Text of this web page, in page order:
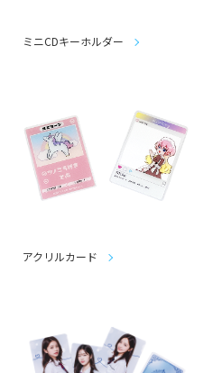
ミニCDキーホルダー
アクリルカード